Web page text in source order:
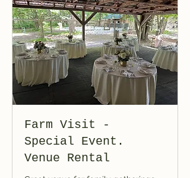
Farm Visit -
Special Event.
Venue Rental